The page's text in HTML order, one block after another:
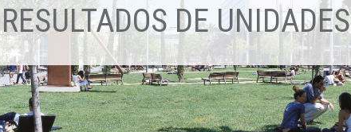
RESULTADOS DE UNIDADES